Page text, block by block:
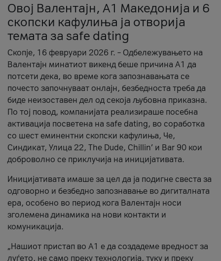
Овој Валентајн, A1 Македонија и 6
скопски кафулиња ја отворија
темата за safe dating
Скопје, 16 февруари 2026 г. – Одбележувањето на
Валентајн минатиот викенд беше причина А1 да
потсети дека, во време кога запознавањата се
почесто започнуваат онлајн, безбедноста треба да
биде неизоставен дел од секоја љубовна приказна.
По тој повод, компанијата реализираше посебна
активација посветена на safe dating, во соработка
со шест еминентни скопски кафулиња, Че,
Синдикат, Улица 22, The Dude, Chillin’ и Bar 90 кои
доброволно се приклучија на иницијативата.
Иницијативата имаше за цел да ја подигне свеста за
одговорно и безбедно запознавање во дигиталната
ера, особено во период кога Валентајн носи
зголемена динамика на нови контакти и
комуникација.
„Нашиот пристап во А1 е да создадеме вредност за
луѓето, не само преку технологија, туку и преку